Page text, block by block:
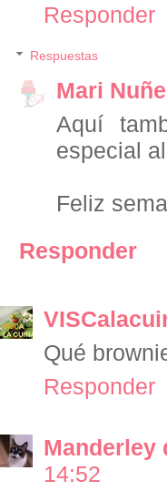
Responder
Respuestas
Mari
Aquí
especial
Feliz
Responder
Qué
Responder
Manderley
14:52